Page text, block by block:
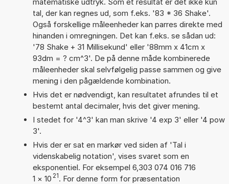
tal, der kan regnes ud, som f.eks. '83 * 36 Shake'.
Også forskellige måleenheder kan parres direkte med
hinanden i omregningen. Det kan f.eks. se sådan ud:
'78 Shake + 31 Millisekund' eller '88mm x 41cm x
93dm = ? cm^3'. De på denne måde kombinerede
måleenheder skal selvfølgelig passe sammen og give
mening i den pågældende kombination.
Hvis det er nødvendigt, kan resultatet afrundes til et
bestemt antal decimaler, hvis det giver mening.
I stedet for '4^3' kan man skrive '4 exp 3' eller '4 pow
3'.
Hvis der er sat en markør ved siden af 'Tal i
videnskabelig notation', vises svaret som en
eksponentiel. For eksempel 6,303 074 016 716
1 × 10 21. For denne form for præsentation